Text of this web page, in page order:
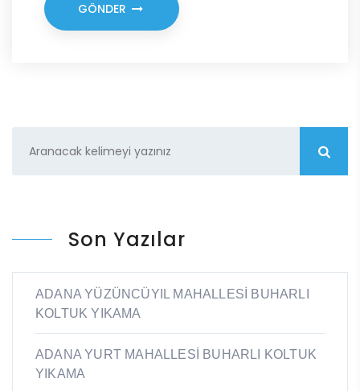
GÖNDER
Son Yazılar
ADANA YÜZÜNCÜYIL MAHALLESİ BUHARLI
KOLTUK YIKAMA
ADANA YURT MAHALLESİ BUHARLI KOLTUK
YIKAMA